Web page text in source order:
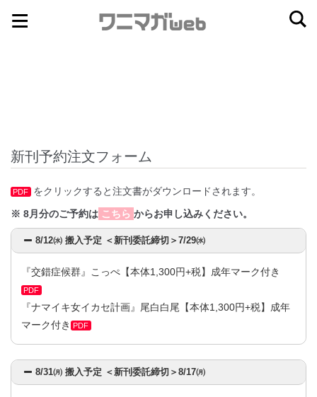
ナ
へ
キ
ッ
コ
キ
プ
新刊予約注文フォーム
PDF
をクリックすると注文書がダウンロードされます。
※ 8月分のご予約は こちら からお申し込みください。
8/12㈬ 搬入予定 ＜新刊委託締切＞7/29㈬
『交錯症候群』こっぺ【本体1,300円+税】成年マーク付き
PDF
『ナマイキ女イカセ計画』尾白白尾【本体1,300円+税】成年
マーク付き PDF
8/31㈪ 搬入予定 ＜新刊委託締切＞8/17㈪